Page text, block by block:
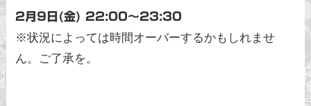
2月9日(金) 22:00〜23:30
※状況によっては時間オーバーするかもしれませ
ん。ご了承を。